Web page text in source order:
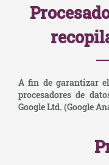
A fin de garantizar
procesadores de
Google Ltd. (Google